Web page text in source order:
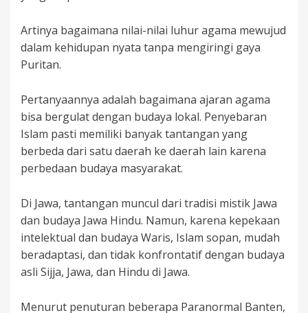
Artinya bagaimana nilai-nilai luhur agama mewujud
dalam kehidupan nyata tanpa mengiringi gaya
Puritan.
Pertanyaannya adalah bagaimana ajaran agama
bisa bergulat dengan budaya lokal. Penyebaran
Islam pasti memiliki banyak tantangan yang
berbeda dari satu daerah ke daerah lain karena
perbedaan budaya masyarakat.
Di Jawa, tantangan muncul dari tradisi mistik Jawa
dan budaya Jawa Hindu. Namun, karena kepekaan
intelektual dan budaya Waris, Islam sopan, mudah
beradaptasi, dan tidak konfrontatif dengan budaya
asli Sijja, Jawa, dan Hindu di Jawa.
Menurut penuturan beberapa Paranormal Banten,